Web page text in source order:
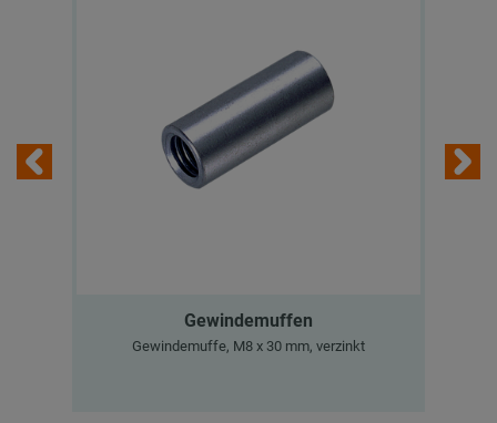
Gewindemuffen
Gewindemuffe, M8 x 30 mm, verzinkt